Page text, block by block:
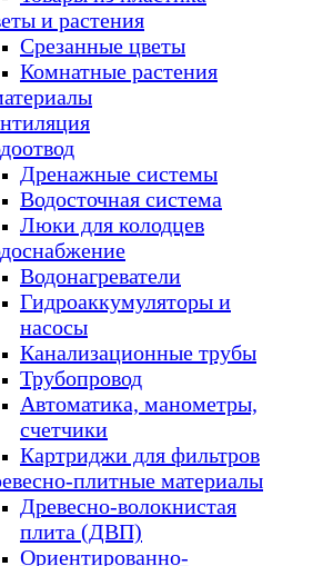
и растения
Срезанные цветы
Комнатные растения
Дренажные системы
Водосточная система
Люки для колодцев
Водонагреватели
Гидроаккумуляторы и
насосы
Канализационные трубы
Трубопровод
Автоматика, манометры,
счетчики
Картриджи для фильтров
плитные материалы
Древесно-волокнистая
плита (ДВП)
Ориентированно-